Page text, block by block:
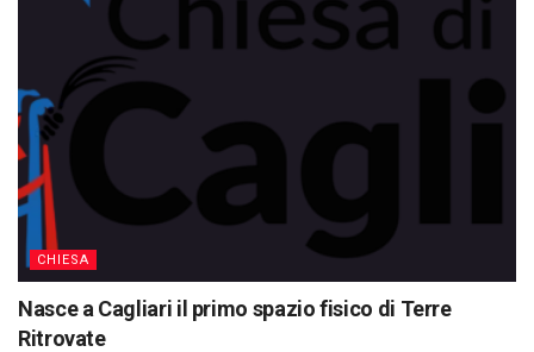
CHIESA
Nasce a Cagliari il primo spazio fisico di Terre
Ritrovate